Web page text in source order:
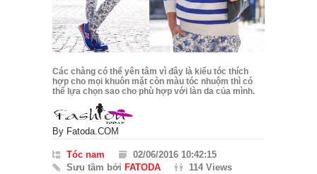
Các chàng có thể yên tâm vì đây là kiểu tóc thích
hợp cho mọi khuôn mặt còn màu tóc nhuộm thì có
thể lựa chọn sao cho phù hợp với làn da của mình.
By Fatoda.COM
Tóc nam
02/06/2016 10:42:15
Sưu tầm bởi FATODA 114 Views